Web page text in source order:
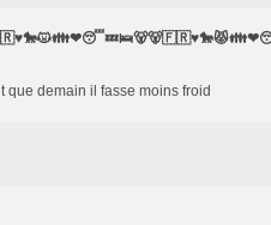
que demain il fasse moins froid